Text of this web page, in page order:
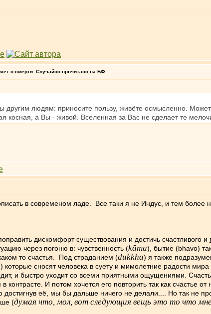
о смерти. Случайно прочитано на БФ.
людям: приносите пользу, живёте осмысленно.
косная, а Вы - живой. Вселенная за Вас не сделает те
в современом ладе. Все таки я не Индус, и тем более
дискомфорт существования и достичь счастливого и
через погоню в: чувственность (kāmа), бытие (bhavo)
то счастья. Под страданием (dukkha) я также
) которые сносят человека в суету и мимолетние радости мира
и быстро уходит со всеми приятными ощущениями.
И потом хочется его повторить так как счастье
её, мы бы дальше ничего не делали.... Но так не
(думая что, мол, вот следующия вещь это то что